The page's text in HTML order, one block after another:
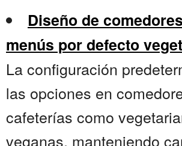
Diseño de
menús por defecto
La configuración
las opciones en
cafeterías como
veganas, manteniendo